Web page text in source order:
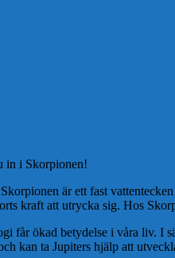
in i Skorpionen!
är ett fast
kraft att utrycka sig. Hos
får ökad betydelse i våra liv.
kan ta Jupiters hjälp att